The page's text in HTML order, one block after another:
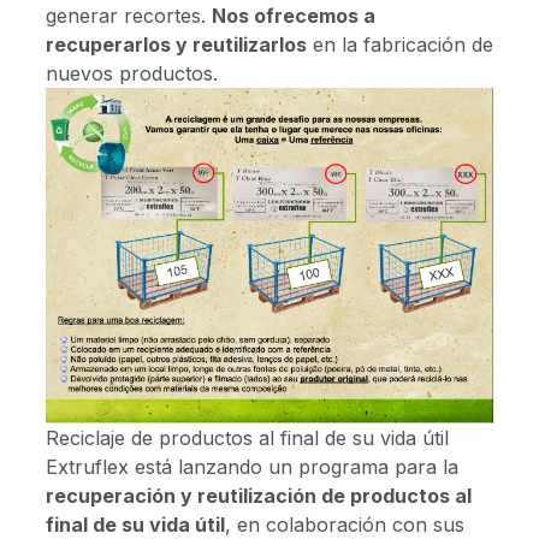
generar recortes. Nos ofrecemos a
recuperarlos y reutilizarlosen la fabricación de
nuevos productos.
Reciclaje de productos al final de su vida útil
Extruflex está lanzando un programa para la
recuperación y reutilización de productos al
final de su vida útil, en colaboración con sus